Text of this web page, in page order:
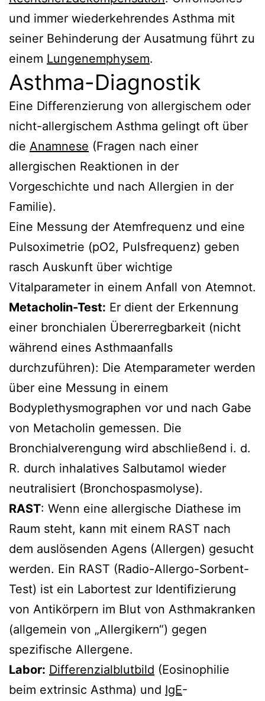
und immer wiederkehrendes Asthma mit
seiner Behinderung der Ausatmung führt zu
einem Lungenemphysem.
Asthma-Diagnostik
Eine Differenzierung von allergischem oder
nicht-allergischem Asthma gelingt oft über
die Anamnese (Fragen nach einer
allergischen Reaktionen in der
Vorgeschichte und nach Allergien in der
Familie).
Eine Messung der Atemfrequenz und eine
Pulsoximetrie (pO2, Pulsfrequenz) geben
rasch Auskunft über wichtige
Vitalparameter in einem Anfall von Atemnot.
Metacholin-Test: Er dient der Erkennung
einer bronchialen Übererregbarkeit (nicht
während eines Asthmaanfalls
durchzuführen): Die Atemparameter werden
über eine Messung in einem
Bodyplethysmographen vor und nach Gabe
von Metacholin gemessen. Die
Bronchialverengung wird abschließend i. d.
R. durch inhalatives Salbutamol wieder
neutralisiert (Bronchospasmolyse).
RAST: Wenn eine allergische Diathese im
Raum steht, kann mit einem RAST nach
dem auslösenden Agens (Allergen) gesucht
werden. Ein RAST (Radio-Allergo-Sorbent-
Test) ist ein Labortest zur Identifizierung
von Antikörpern im Blut von Asthmakranken
(allgemein von „Allergikern“) gegen
spezifische Allergene.
Labor: Differenzialblutbild (Eosinophilie
beim extrinsic Asthma) und IgE-